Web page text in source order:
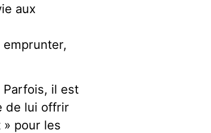
aux
Parfois, il est
de lui offrir
» pour les